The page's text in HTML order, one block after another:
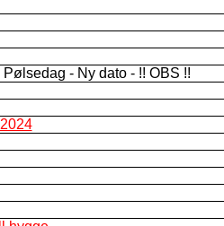
- Ny dato - !! OBS !!